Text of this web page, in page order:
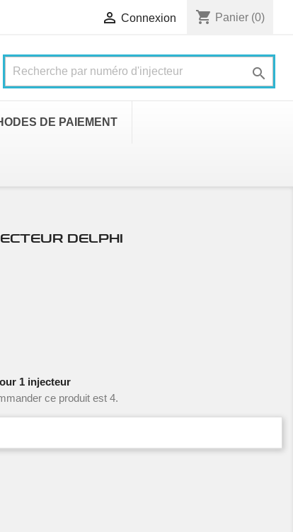
 Connexion shopping_cart Panier (0)

DE PAIEMENT
DELPHI
1 injecteur
ce produit est 4.